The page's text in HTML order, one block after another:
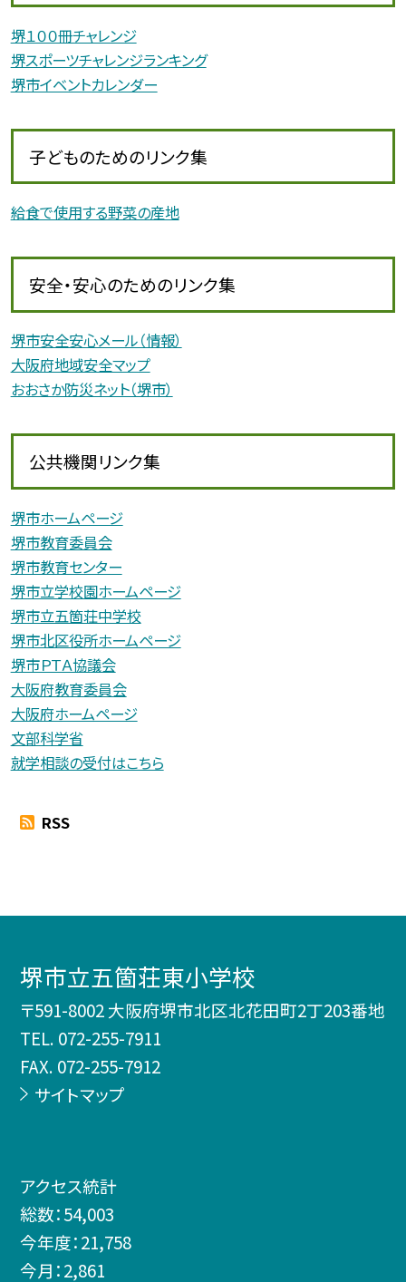
堺１００冊チャレンジ
堺スポーツチャレンジランキング
堺市イベントカレンダー
子どものためのリンク集
給食で使用する野菜の産地
安全・安心のためのリンク集
堺市安全安心メール（情報）
大阪府地域安全マップ
おおさか防災ネット（堺市）
公共機関リンク集
堺市ホームページ
堺市教育委員会
堺市教育センター
堺市立学校園ホームページ
堺市立五箇荘中学校
堺市北区役所ホームページ
堺市ＰＴＡ協議会
大阪府教育委員会
大阪府ホームページ
文部科学省
就学相談の受付はこちら
RSS
堺市立五箇荘東小学校
〒591-8002 大阪府堺市北区北花田町2丁203番地
TEL. 072-255-7911
FAX. 072-255-7912
サイトマップ
アクセス統計
総数：54,003
今年度：21,758
今月：2,861